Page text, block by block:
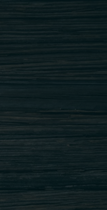
INAPOI SUS